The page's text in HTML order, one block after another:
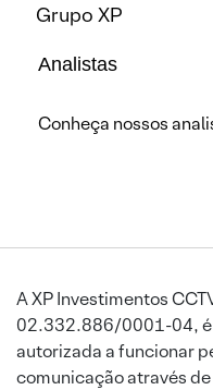
Grupo XP
Analistas
Conheça nossos
A XP Investimentos
02.332.886/0001-04, é
autorizada a funcionar
comunicação através